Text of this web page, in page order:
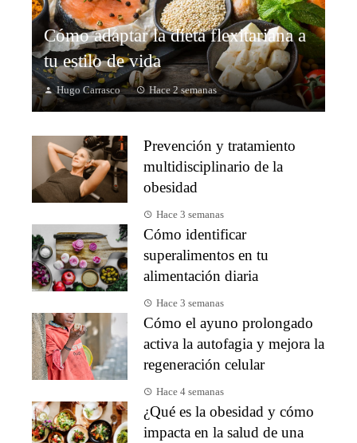
Cómo adaptar la dieta flexitariana a
tu estilo de vida
Hugo Carrasco Hace 2 semanas
Prevención y tratamiento
multidisciplinario de la
obesidad
Hace 3 semanas
Cómo identificar
superalimentos en tu
alimentación diaria
Hace 3 semanas
Cómo el ayuno prolongado
activa la autofagia y mejora la
regeneración celular
Hace 4 semanas
¿Qué es la obesidad y cómo
impacta en la salud de una